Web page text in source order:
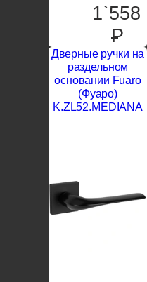
1`558
P
Дверные ручки на
раздельном
основании Fuaro
(Фуаро)
K.ZL52.MEDIANA